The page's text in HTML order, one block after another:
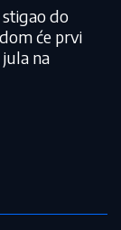
do
će prvi
na